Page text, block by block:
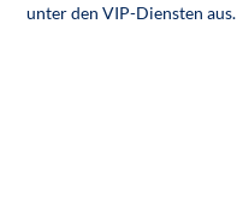
unter den VIP-Diensten aus.